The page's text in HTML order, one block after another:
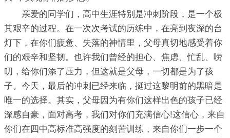
亲爱的同学们，高中生涯特别是冲刺阶段，是一个极
其艰辛的过程。在一次次考试的历练中，在亮到夜深的台
灯下，在你们疲惫、失落的神情里，父母真切地感受着你
们的艰辛和坚韧。也许我们曾经的担心、焦虑、忙乱、唠
叨，给你们添了压力，但这就是父母，一切都是为了孩
子。今天，最后的冲刺已经来临，挺过这黎明前的黑暗是
唯一的选择。其实，父母因为有你们这样出色的孩子已经
深感自豪，面对高考，我们对你们充满信心!这信心，来自
你们在四中高标准高强度的刻苦训练，来自你们一步一个